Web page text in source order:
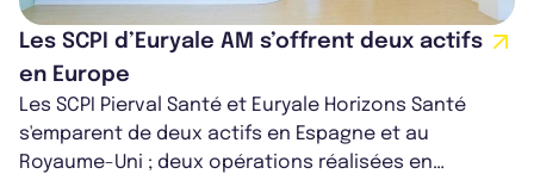
Les SCPI d’Euryale AM s’offrent deux actifs
en Europe
Les SCPI Pierval Santé et Euryale Horizons Santé
s'emparent de deux actifs en Espagne et au
Royaume-Uni ; deux opérations réalisées en